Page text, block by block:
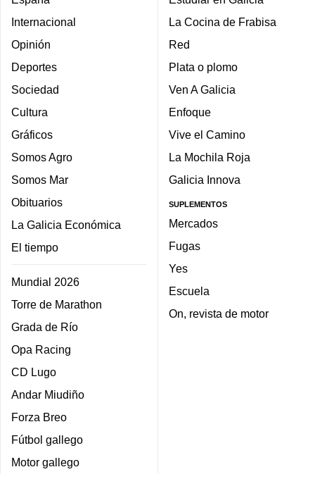
Internacional
Opinión
Deportes
Sociedad
Cultura
Gráficos
Somos Agro
Somos Mar
Obituarios
La Galicia Económica
El tiempo
Mundial 2026
Torre de Marathon
Grada de Río
Opa Racing
CD Lugo
Andar Miudiño
Forza Breo
Fútbol gallego
Motor gallego
La Cocina de Frabisa
Red
Plata o plomo
Ven A Galicia
Enfoque
Vive el Camino
La Mochila Roja
Galicia Innova
SUPLEMENTOS
Mercados
Fugas
Yes
Escuela
On, revista de motor